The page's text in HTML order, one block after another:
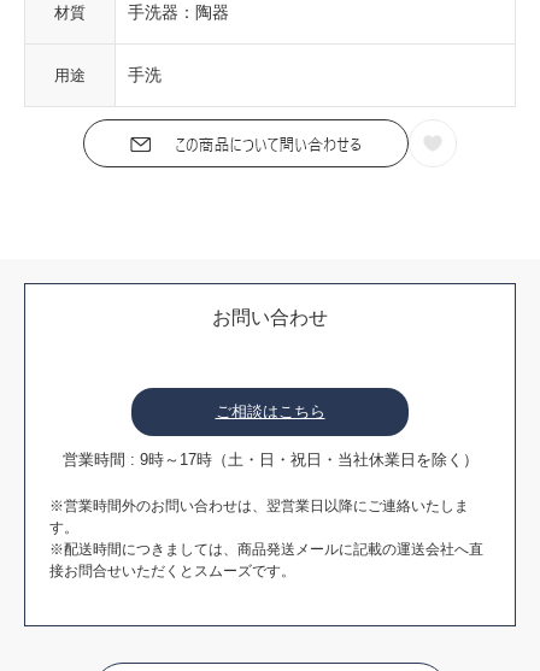
材質 手洗器：陶器
用途 手洗
お問い合わせ
ご相談はこちら
営業時間 : 9時～17時（土・日・祝日・当社休業日を除く）
※営業時間外のお問い合わせは、翌営業日以降にご連絡いたしま
す。
※配送時間につきましては、商品発送メールに記載の運送会社へ直
接お問合せいただくとスムーズです。